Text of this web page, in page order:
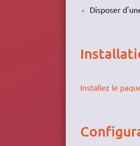
Disposer
Installez le